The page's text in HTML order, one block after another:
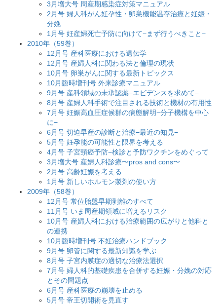
3月増大号 周産期感染症対策マニュアル
2月号 婦人科がん妊孕性・卵巣機能温存治療と妊娠・
分娩
1月号 妊産婦死亡予防に向けて−まず行うべきこと−
2010年（59巻）
12月号 産科医療における遺伝学
12月号 産婦人科に関わる法と倫理の現状
10月号 卵巣がんに関する最新トピックス
10月臨時増刊号 外来診療マニュアル
9月号 産科領域の未承認薬−エビデンスを求めて−
8月号 産婦人科手術で注目される技術と機材の有用性
7月号 妊娠高血圧症候群の病態解明−分子機構を中心
に−
6月号 切迫早産の診断と治療−最近の知見−
5月号 妊孕能の可能性と限界を考える
4月号 子宮頸癌予防−検診と予防ワクチンをめぐって
3月増大号 産婦人科診療〜pros and cons〜
2月号 高齢妊娠を考える
1月号 新しいホルモン製剤の使い方
2009年（58巻）
12月号 常位胎盤早期剥離のすべて
11月号 いま周産期領域に増えるリスク
10月号 産婦人科における治療範囲の広がりと他科と
の連携
10月臨時増刊号 不妊治療ハンドブック
9月号 卵管に関する最新知識を学ぶ
8月号 子宮内膜症の適切な治療法選択
7月号 婦人科的基礎疾患を合併する妊娠・分娩の対応
とその問題点
6月号 産科医療の崩壊を止める
5月号 帝王切開術を見直す